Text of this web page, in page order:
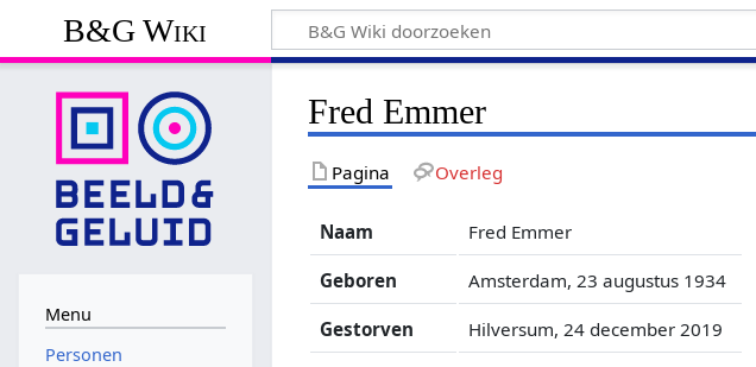
B&G Wiki
Fred Emmer
Pagina Overleg
Naam Fred Emmer
Geboren Amsterdam, 23 augustus 1934
Gestorven Hilversum, 24 december 2019
Menu
Personen